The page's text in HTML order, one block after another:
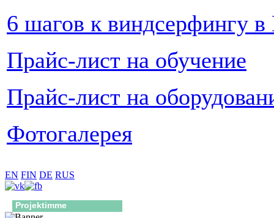
6 шагов к виндсерфингу в
Прайс-лист на обучение
Прайс-лист на
Фотогалерея
EN FIN DE RUS
Projektimme